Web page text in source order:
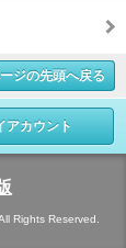
ジの先頭へ戻る
アカウント
Rights Reserved.